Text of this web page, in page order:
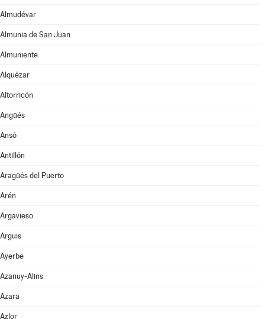
Almudévar
Almunia de San Juan
Almuniente
Alquézar
Altorricón
Angüés
Ansó
Antillón
Aragüés del Puerto
Arén
Argavieso
Arguis
Ayerbe
Azanuy-Alins
Azara
Azlor